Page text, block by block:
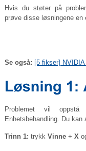
Hvis du støter på
prøve disse løsningene en
Se også: [5 fikser]
Problemet vil
Enhetsbehandling. Du
Trinn 1: trykk Vinne+ X